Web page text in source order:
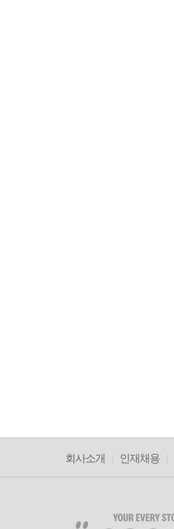
회사소개 인재채용